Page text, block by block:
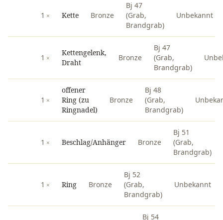
1 Kette Bronze
Bj 47
(Grab,
Brandgrab)
Unbekannt
1
Kettengelenk,
Draht
Bronze
Bj 47
(Grab,
Brandgrab)
1
offener
Ring (zu
Ringnadel)
Bronze
Bj 48
(Grab,
Brandgrab)
1 Beschlag/Anhänger Bronze
Bj 51
(Grab,
Brandgrab)
1 Ring Bronze
Bj 52
(Grab,
Brandgrab)
Unbekannt
Bj 54